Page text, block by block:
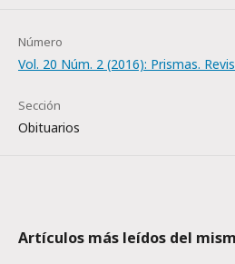
Número
Vol. 20 Núm. 2 (2016): Prismas.
Sección
Obituarios
Artículos más leídos del